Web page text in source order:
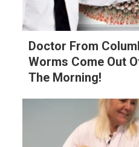
Doctor From
Worms Come Out
The Morning!